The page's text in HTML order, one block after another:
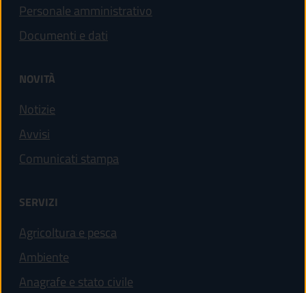
Personale amministrativo
Documenti e dati
NOVITÀ
Notizie
Avvisi
Comunicati stampa
SERVIZI
Agricoltura e pesca
Ambiente
Anagrafe e stato civile